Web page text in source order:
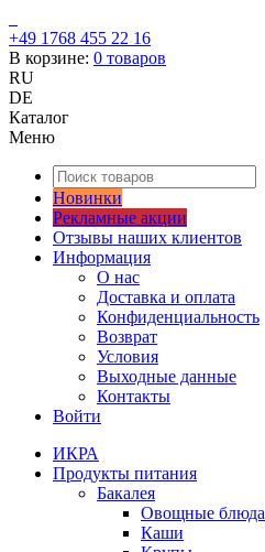
+49 1768 455 22 16
В корзине: 0 товаров
RU
DE
Каталог
Меню
Новинки
Рекламные акции
Отзывы наших клиентов
Информация
О нас
Доставка и оплата
Конфиденциальность
Возврат
Условия
Выходные данные
Контакты
Войти
ИКРА
Продукты питания
Бакалея
Овощные блюда
Каши